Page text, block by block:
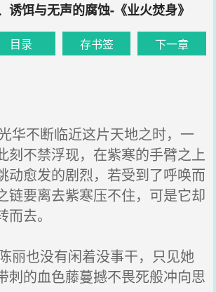
诱饵与无声的腐蚀-《业火焚身》
目录 存书签 下一章
华不断临近这片天地之时，一
刻不禁浮现，在紫寒的手臂之上
动愈发的剧烈，若受到了呼唤而
链要离去紫寒压不住，可是它却
去。
丽也没有闲着没事干，只见她
刺的血色藤蔓撼不畏死般冲向思